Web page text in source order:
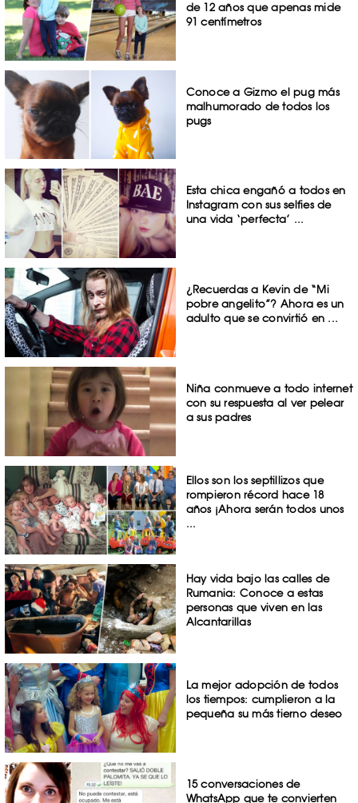
de 12 años que apenas mide
91 centímetros
Conoce a Gizmo el pug más
malhumorado de todos los
pugs
Esta chica engañó a todos en
Instagram con sus selfies de
una vida ‘perfecta’ ...
¿Recuerdas a Kevin de “Mi
pobre angelito”? Ahora es un
adulto que se convirtió en ...
Niña conmueve a todo internet
con su respuesta al ver pelear
a sus padres
Ellos son los septillizos que
rompieron récord hace 18
años ¡Ahora serán todos unos
...
Hay vida bajo las calles de
Rumania: Conoce a estas
personas que viven en las
Alcantarillas
La mejor adopción de todos
los tiempos: cumplieron a la
pequeña su más tierno deseo
15 conversaciones de
WhatsApp que te convierten